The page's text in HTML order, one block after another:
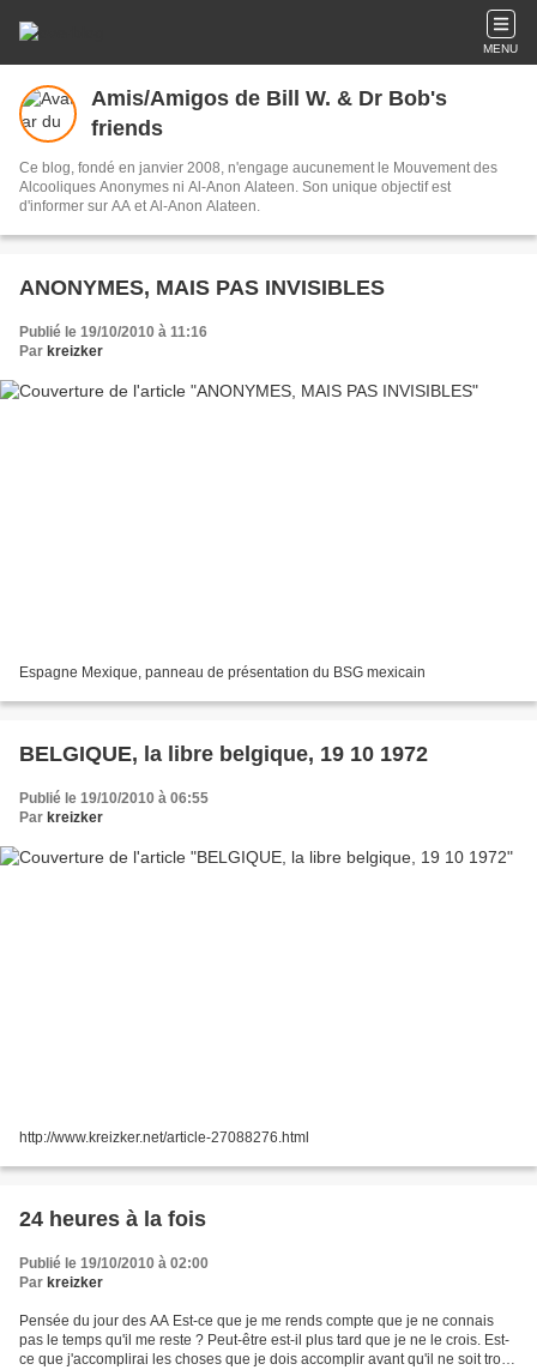
MENU
Amis/Amigos de Bill W. & Dr Bob's
friends
Ce blog, fondé en janvier 2008, n'engage aucunement le Mouvement des
Alcooliques Anonymes ni Al-Anon Alateen. Son unique objectif est
d'informer sur AA et Al-Anon Alateen.
ANONYMES, MAIS PAS INVISIBLES
Publié le 19/10/2010 à 11:16
Par kreizker
Espagne Mexique, panneau de présentation du BSG mexicain
BELGIQUE, la libre belgique, 19 10 1972
Publié le 19/10/2010 à 06:55
Par kreizker
http://www.kreizker.net/article-27088276.html
24 heures à la fois
Publié le 19/10/2010 à 02:00
Par kreizker
Pensée du jour des AA Est-ce que je me rends compte que je ne connais
pas le temps qu'il me reste ? Peut-être est-il plus tard que je ne le crois. Est-
ce que j'accomplirai les choses que je dois accomplir avant qu'il ne soit trop